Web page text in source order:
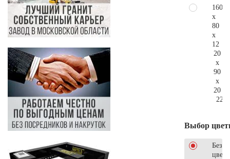
160
x
80
x
12
20
x
90
x
20
Выбор
Без